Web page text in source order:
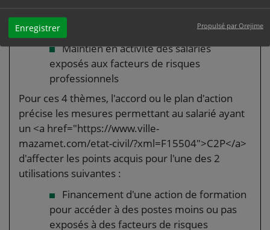
Enregistrer Propulsé par Orejime
des qualifications
Aménagement des fins de carrière
Maintien en activité des salariés
exposés aux facteurs de risques
professionnels
Pour ces 4 thèmes, l'accord ou le plan d'action
précise les mesures permettant au salarié ayant
un <a href="https://www.ville-
mazamet.com/etat-civil/?xml=F15504">C2P</a>
d'affecter les points acquis pour l'une des 2
utilisations suivantes :
Financement d'une action de formation
pour accéder à des postes moins ou pas
exposés à des facteurs de risques